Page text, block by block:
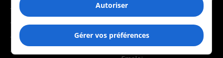
- Éducation
- Environnement
- Faits divers
- Santé et bien-être
- Affaires
- Art de vivre
- Bien-être
Autoriser
Gérer vos préférences